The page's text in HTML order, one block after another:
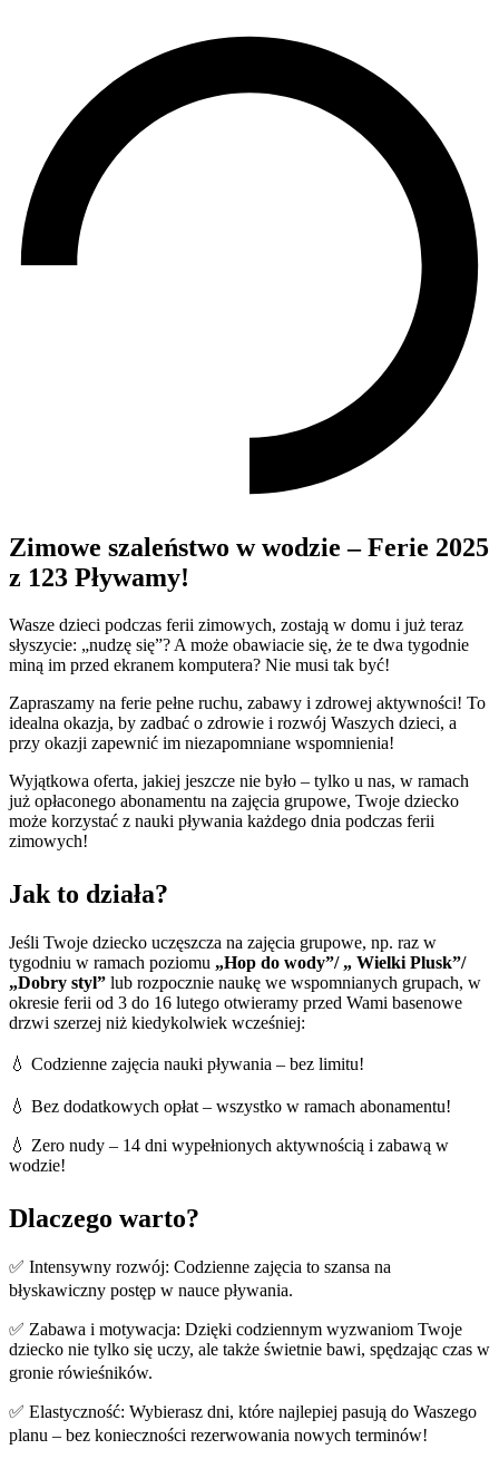
Zimowe szaleństwo w wodzie – Ferie 2025
z 123 Pływamy!
Wasze dzieci podczas ferii zimowych, zostają w domu i już teraz
słyszycie: „nudzę się”? A może obawiacie się, że te dwa tygodnie
miną im przed ekranem komputera? Nie musi tak być!
Zapraszamy na ferie pełne ruchu, zabawy i zdrowej aktywności! To
idealna okazja, by zadbać o zdrowie i rozwój Waszych dzieci, a
przy okazji zapewnić im niezapomniane wspomnienia!
Wyjątkowa oferta, jakiej jeszcze nie było – tylko u nas, w ramach
już opłaconego abonamentu na zajęcia grupowe, Twoje dziecko
może korzystać z nauki pływania każdego dnia podczas ferii
zimowych!
Jak to działa?
Jeśli Twoje dziecko uczęszcza na zajęcia grupowe, np. raz w
tygodniu w ramach poziomu „Hop do wody”/ „ Wielki Plusk”/
„Dobry styl” lub rozpocznie naukę we wspomnianych grupach, w
okresie ferii od 3 do 16 lutego otwieramy przed Wami basenowe
drzwi szerzej niż kiedykolwiek wcześniej:
💧 Codzienne zajęcia nauki pływania – bez limitu!
💧 Bez dodatkowych opłat – wszystko w ramach abonamentu!
💧 Zero nudy – 14 dni wypełnionych aktywnością i zabawą w
wodzie!
Dlaczego warto?
✅ Intensywny rozwój: Codzienne zajęcia to szansa na
błyskawiczny postęp w nauce pływania.
✅ Zabawa i motywacja: Dzięki codziennym wyzwaniom Twoje
dziecko nie tylko się uczy, ale także świetnie bawi, spędzając czas w
gronie rówieśników.
✅ Elastyczność: Wybierasz dni, które najlepiej pasują do Waszego
planu – bez konieczności rezerwowania nowych terminów!